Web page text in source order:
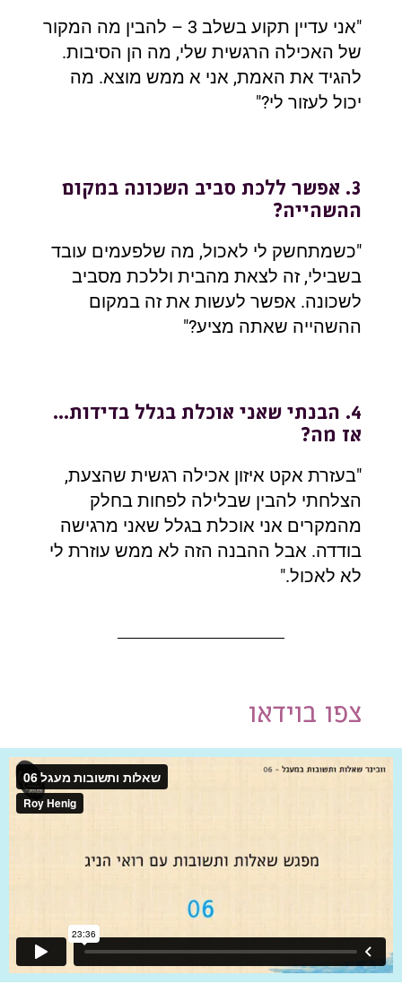
"אני עדיין תקוע בשלב 3 – להבין מה המקור
של האכילה הרגשית שלי, מה הן הסיבות.
להגיד את האמת, אני א ממש מוצא. מה
יכול לעזור לי?"
3. אפשר ללכת סביב השכונה במקום
ההשהייה?
"כשמתחשק לי לאכול, מה שלפעמים עובד
בשבילי, זה לצאת מהבית וללכת מסביב
לשכונה. אפשר לעשות את זה במקום
ההשהייה שאתה מציע?"
4. הבנתי שאני אוכלת בגלל בדידות...
אז מה?
"בעזרת אקט איזון אכילה רגשית שהצעת,
הצלחתי להבין שבלילה לפחות בחלק
מהמקרים אני אוכלת בגלל שאני מרגישה
בודדה. אבל ההבנה הזה לא ממש עוזרת לי
לא לאכול."
צפו בוידאו